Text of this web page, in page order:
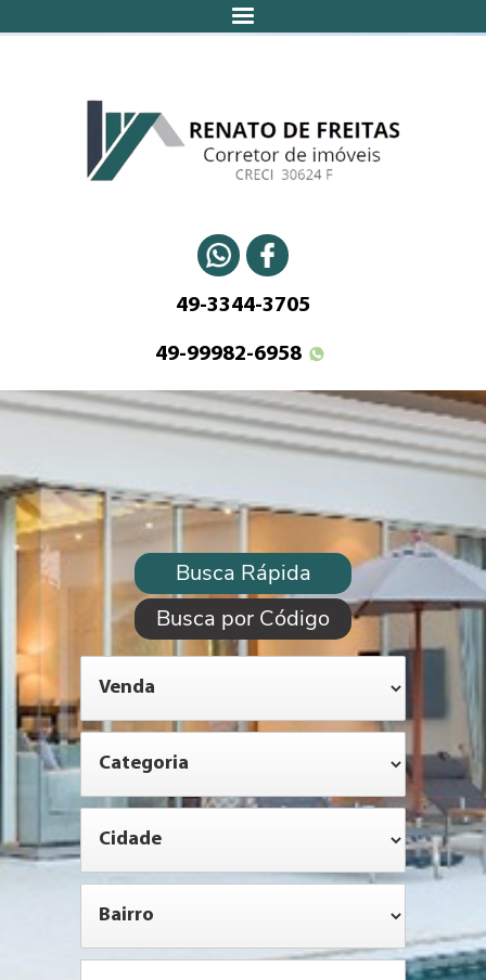
49-3344-3705
49-99982-6958
Busca Rápida
Busca por Código